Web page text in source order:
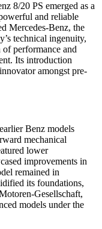
8/20 PS emerged as a
and reliable
Mercedes-Benz, the
technical ingenuity,
performance and
Its introduction
amongst pre-
Benz models
mechanical
lower
improvements in
remained in
its foundations,
Gesellschaft,
models under the